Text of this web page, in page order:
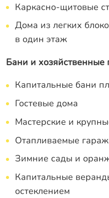
Каркасно-щитовые
Дома из легких
в один этаж
Бани и хозяйственные
Капитальные бани
Гостевые дома
Мастерские и
Отапливаемые
Зимние сады и
Капитальные
остеклением